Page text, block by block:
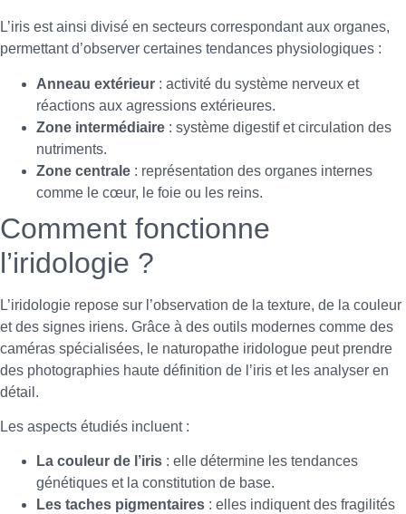
L’iris est ainsi divisé en secteurs correspondant aux organes,
permettant d’observer certaines tendances physiologiques :
Anneau extérieur : activité du système nerveux et
réactions aux agressions extérieures.
Zone intermédiaire : système digestif et circulation des
nutriments.
Zone centrale : représentation des organes internes
comme le cœur, le foie ou les reins.
Comment fonctionne
l’iridologie ?
L’iridologie repose sur l’observation de la texture, de la couleur
et des signes iriens. Grâce à des outils modernes comme des
caméras spécialisées, le naturopathe iridologue peut prendre
des photographies haute définition de l’iris et les analyser en
détail.
Les aspects étudiés incluent :
La couleur de l’iris : elle détermine les tendances
génétiques et la constitution de base.
Les taches pigmentaires : elles indiquent des fragilités